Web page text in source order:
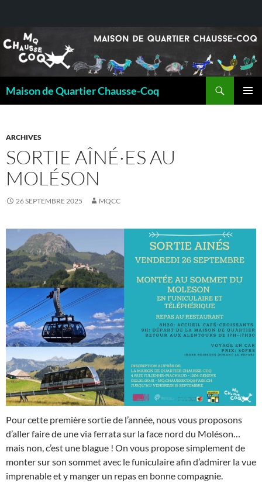
Maison de Quartier Chausse-Coq
ARCHIVES
SORTIE AÎNÉ·ES AU
MOLÉSON
26 SEPTEMBRE 2025 MQCC
Pour cette première sortie de l’année, nous vous proposons
d’aller faire de une via ferrata sur la face nord du Moléson…
mais non, c’est une blague ! On vous propose simplement de
monter sur son sommet avec le funiculaire afin d’admirer la vue
imprenable et y manger un repas en bonne compagnie.